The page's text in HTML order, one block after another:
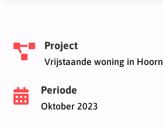
 Project
Vrijstaande woning in Hoorn
 Periode
Oktober 2023